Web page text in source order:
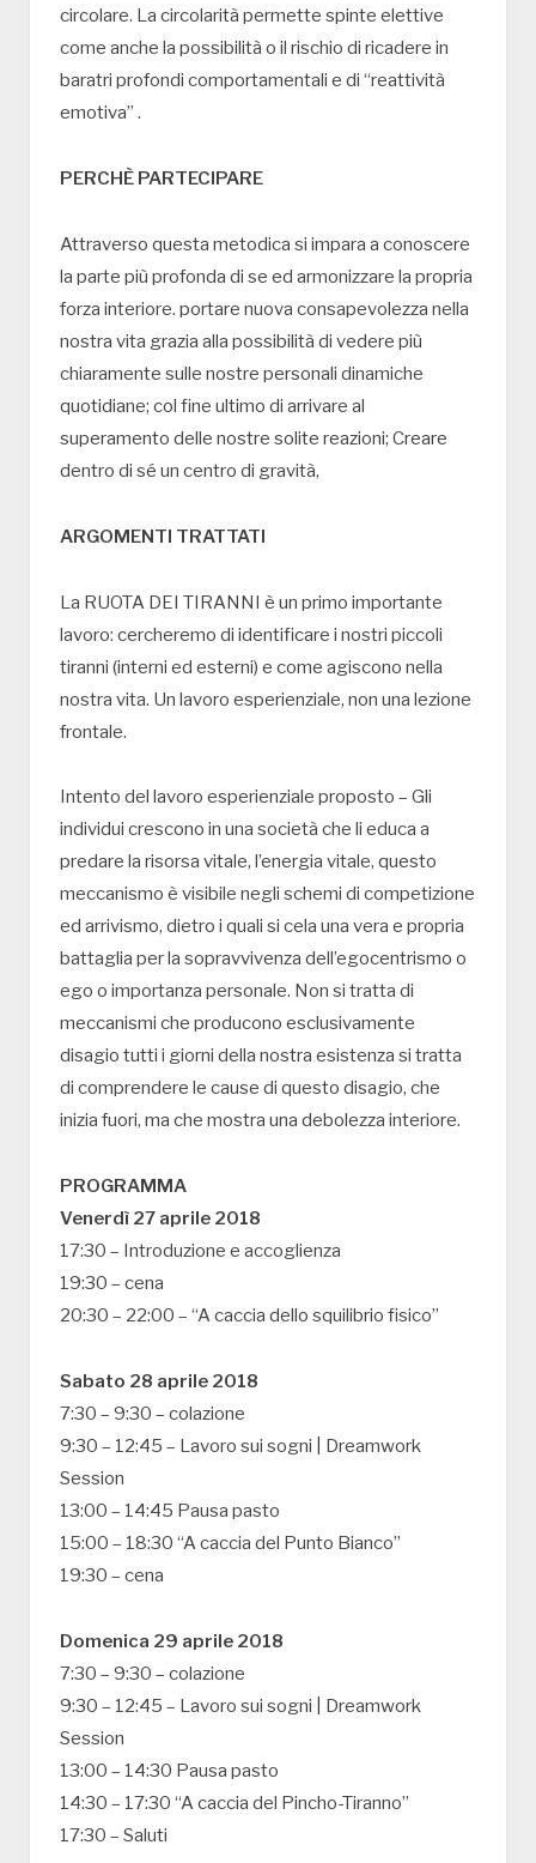
circolare. La circolarità permette spinte elettive
come anche la possibilità o il rischio di ricadere in
baratri profondi comportamentali e di “reattività
emotiva” .
PERCHÈ PARTECIPARE
Attraverso questa metodica si impara a conoscere
la parte più profonda di se ed armonizzare la propria
forza interiore. portare nuova consapevolezza nella
nostra vita grazia alla possibilità di vedere più
chiaramente sulle nostre personali dinamiche
quotidiane; col fine ultimo di arrivare al
superamento delle nostre solite reazioni; Creare
dentro di sé un centro di gravità,
ARGOMENTI TRATTATI
La RUOTA DEI TIRANNI è un primo importante
lavoro: cercheremo di identificare i nostri piccoli
tiranni (interni ed esterni) e come agiscono nella
nostra vita. Un lavoro esperienziale, non una lezione
frontale.
Intento del lavoro esperienziale proposto – Gli
individui crescono in una società che li educa a
predare la risorsa vitale, l’energia vitale, questo
meccanismo è visibile negli schemi di competizione
ed arrivismo, dietro i quali si cela una vera e propria
battaglia per la sopravvivenza dell’egocentrismo o
ego o importanza personale. Non si tratta di
meccanismi che producono esclusivamente
disagio tutti i giorni della nostra esistenza si tratta
di comprendere le cause di questo disagio, che
inizia fuori, ma che mostra una debolezza interiore.
PROGRAMMA
Venerdì 27 aprile 2018
17:30 – Introduzione e accoglienza
19:30 – cena
20:30 – 22:00 – “A caccia dello squilibrio fisico”
Sabato 28 aprile 2018
7:30 – 9:30 – colazione
9:30 – 12:45 – Lavoro sui sogni | Dreamwork
Session
13:00 – 14:45 Pausa pasto
15:00 – 18:30 “A caccia del Punto Bianco”
19:30 – cena
Domenica 29 aprile 2018
7:30 – 9:30 – colazione
9:30 – 12:45 – Lavoro sui sogni | Dreamwork
Session
13:00 – 14:30 Pausa pasto
14:30 – 17:30 “A caccia del Pincho-Tiranno”
17:30 – Saluti